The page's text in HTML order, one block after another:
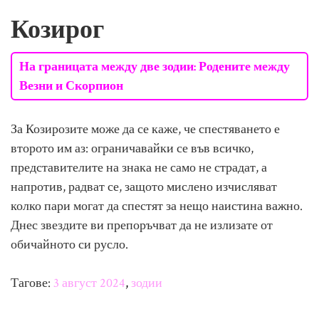
Козирог
На границата между две зодии: Родените между
Везни и Скорпион
За Козирозите може да се каже, че спестяването е
второто им аз: ограничавайки се във всичко,
представителите на знака не само не страдат, а
напротив, радват се, защото мислено изчисляват
колко пари могат да спестят за нещо наистина важно.
Днес звездите ви препоръчват да не излизате от
обичайното си русло.
Тагове: 3 август 2024 зодии